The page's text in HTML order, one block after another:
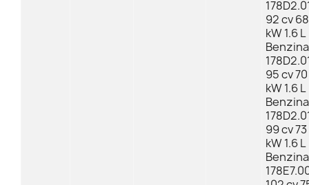
92 cv 68
kW 1.6 L
Benzina
95 cv 70
kW 1.6 L
Benzina
99 cv 73
kW 1.6 L
Benzina